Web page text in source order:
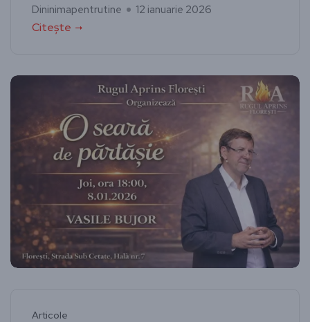
Dininimapentrutine 12 ianuarie 2026
Citește
Articole